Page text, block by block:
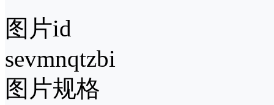
图片id
sevmnqtzbi
图片规格